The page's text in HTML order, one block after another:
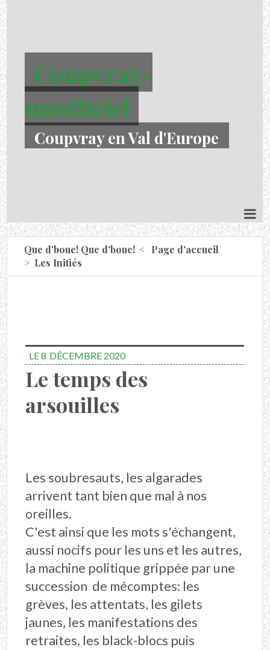
Coupvray-
unofficiel
Coupvray en Val d'Europe
Que d'boue! Que d'boue!
Page d'accueil
Les Initiés
LE 8 DÉCEMBRE 2020
Le temps des
arsouilles
Les soubresauts, les algarades
arrivent tant bien que mal à nos
oreilles.
C'est ainsi que les mots s'échangent,
aussi nocifs pour les uns et les autres,
la machine politique grippée par une
succession de mécomptes: les
grèves, les attentats, les gilets
jaunes, les manifestations des
retraites, les black-blocs puis